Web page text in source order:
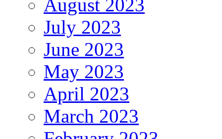
August 2023
July 2023
June 2023
May 2023
April 2023
March 2023